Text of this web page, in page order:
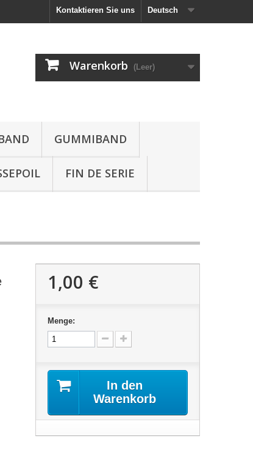
Deutsch
Kontaktieren Sie uns
Warenkorb (Leer)
GUMMIBAND
FIN DE SERIE
1,00 €
Menge:
In den
Warenkorb